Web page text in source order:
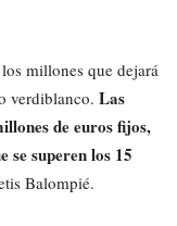
millones que dejará
verdiblanco. Las
de euros fijos,
se superen los 15
Balompié.